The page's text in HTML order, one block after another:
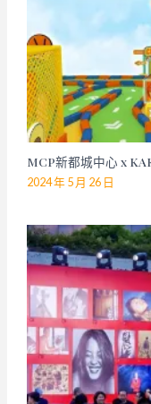
MCP新都城中心 x
2024 年 5 月 26 日